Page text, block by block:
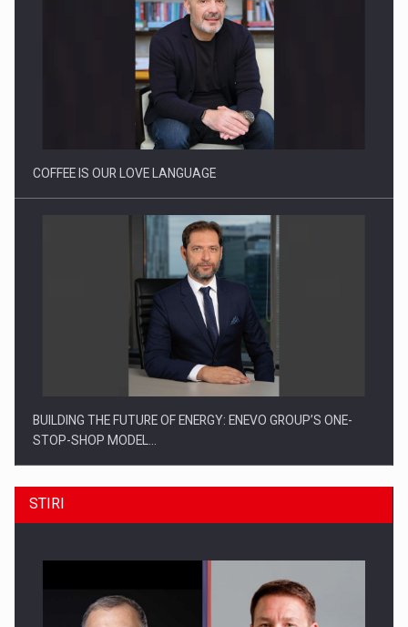
Webinar - Business Evolution-RETHINK STRATEGY-Finantare
Investitii Digitalizare
COFFEE IS OUR LOVE LANGUAGE
BUILDING THE FUTURE OF ENERGY: ENEVO GROUP’S ONE-
STOP-SHOP MODEL…
STIRI